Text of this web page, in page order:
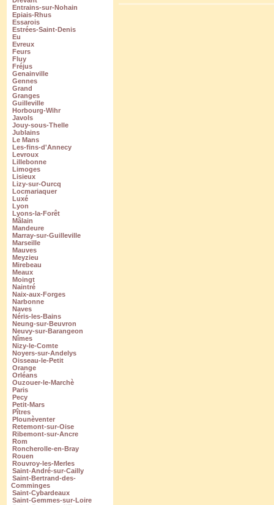
Entrains-sur-Nohain
Epiais-Rhus
Essarois
Estrées-Saint-Denis
Eu
Evreux
Feurs
Fluy
Fréjus
Genainville
Gennes
Grand
Granges
Guilleville
Horbourg-Wihr
Javols
Jouy-sous-Thelle
Jublains
Le Mans
Les-fins-d'Annecy
Levroux
Lillebonne
Limoges
Lisieux
Lizy-sur-Ourcq
Locmariaquer
Luxé
Lyon
Lyons-la-Forêt
Mâlain
Mandeure
Marray-sur-Guilleville
Marseille
Mauves
Meyzieu
Mirebeau
Meaux
Moingt
Naintré
Naix-aux-Forges
Narbonne
Naves
Néris-les-Bains
Neung-sur-Beuvron
Neuvy-sur-Barangeon
Nîmes
Nizy-le-Comte
Noyers-sur-Andelys
Oisseau-le-Petit
Orange
Orléans
Ouzouer-le-Marchè
Paris
Pecy
Petit-Mars
Pîtres
Plounèventer
Retemont-sur-Oise
Ribemont-sur-Ancre
Rom
Roncherolle-en-Bray
Rouen
Rouvroy-les-Merles
Saint-André-sur-Cailly
Saint-Bertrand-des-
Comminges
Saint-Cybardeaux
Saint-Gemmes-sur-Loire